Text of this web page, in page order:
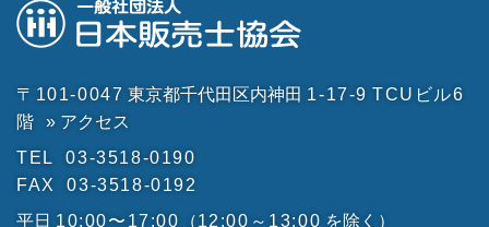
〒101-0047 東京都千代田区内神田 1-17-9 TCUビル6
階
» アクセス
TEL
03-3518-0190
FAX
03-3518-0192
平日 10:00〜17:00 （12:00～13:00 を除く）